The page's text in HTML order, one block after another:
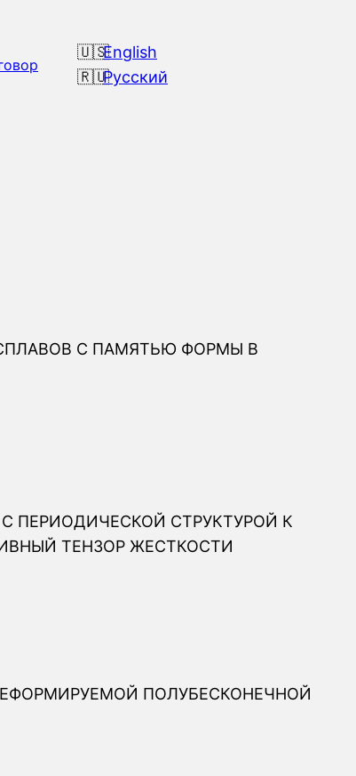
English
Русский
С ПАМЯТЬЮ ФОРМЫ В
ПЕРИОДИЧЕСКОЙ СТРУКТУРОЙ К
ТЕНЗОР ЖЕСТКОСТИ
ПОЛУБЕСКОНЕЧНОЙ